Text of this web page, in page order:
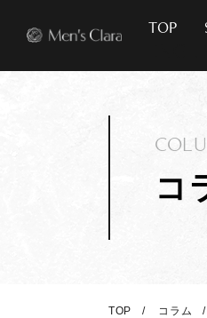
TOP
コ
TOP コラム